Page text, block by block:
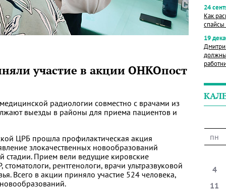
участие в акции ОНКОпост
радиологии совместно с врачами из
выезды в районы для приема пациентов и
ЦРБ прошла профилактическая акция
злокачественных новообразований
стадии. Прием вели ведущие кировские
рентгенологи, врачи ультразвуковой
Всего в акции приняло участие 524 человека,
24
Как
спайсы
19
должны
пн
4
11